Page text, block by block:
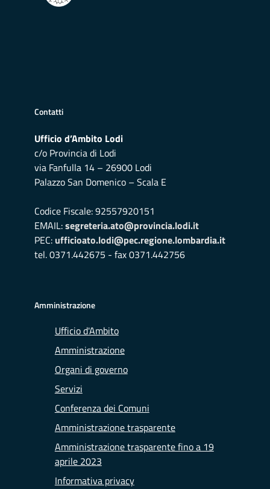
Contatti
Ufficio d’Ambito Lodi
c/o Provincia di Lodi
via Fanfulla 14 – 26900 Lodi
Palazzo San Domenico – Scala E
Codice Fiscale: 92557920151
EMAIL:segreteria.ato@provincia.lodi.it
PEC: ufficioato.lodi@pec.regione.lombardia.it
tel. 0371.442675 - fax 0371.442756
Amministrazione
Ufficio d'Ambito
Amministrazione
Organi di governo
Servizi
Conferenza dei Comuni
Amministrazione trasparente
Amministrazione trasparente fino a 19
aprile 2023
Informativa privacy